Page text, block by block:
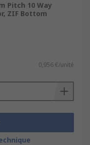
by etching
to get
layer
FFC
the flat
foil
is relatively
Pitch 10 Way
ZIF Bottom
0,956 €/unité